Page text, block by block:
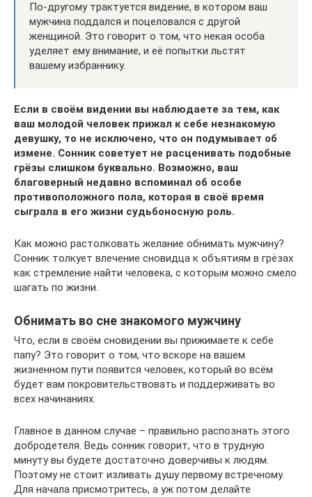
По-другому трактуется видение, в котором ваш
мужчина поддался и поцеловался с другой
женщиной. Это говорит о том, что некая особа
уделяет ему внимание, и её попытки льстят
вашему избраннику.
Если в своём видении вы наблюдаете за тем, как
ваш молодой человек прижал к себе незнакомую
девушку, то не исключено, что он подумывает об
измене. Сонник советует не расценивать подобные
грёзы слишком буквально. Возможно, ваш
благоверный недавно вспоминал об особе
противоположного пола, которая в своё время
сыграла в его жизни судьбоносную роль.
Как можно растолковать желание обнимать мужчину?
Сонник толкует влечение сновидца к объятиям в грёзах
как стремление найти человека, с которым можно смело
шагать по жизни.
Обнимать во сне знакомого мужчину
Что, если в своём сновидении вы прижимаете к себе
папу? Это говорит о том, что вскоре на вашем
жизненном пути появится человек, который во всём
будет вам покровительствовать и поддерживать во
всех начинаниях.
Главное в данном случае – правильно распознать этого
добродетеля. Ведь сонник говорит, что в трудную
минуту вы будете достаточно доверчивы к людям.
Поэтому не стоит изливать душу первому встречному.
Для начала присмотритесь, а уж потом делайте